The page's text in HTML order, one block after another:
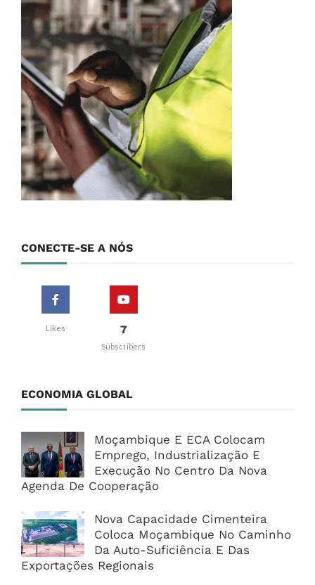
CONECTE-SE A NÓS
Likes 7
Subscribers
ECONOMIA GLOBAL
Moçambique E ECA Colocam
Emprego, Industrialização E
Execução No Centro Da Nova
Agenda De Cooperação
Nova Capacidade Cimenteira
Coloca Moçambique No Caminho
Da Auto-Suficiência E Das
Exportações Regionais